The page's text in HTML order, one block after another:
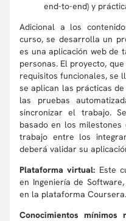
end-to-end) y
Adicional a los
curso, se desarrolla un
es una aplicación web de
personas. El proyecto,
requisitos funcionales, se
se aplican las prácticas
las pruebas
sincronizar el trabajo.
basado en los
trabajo entre los
deberá validar su
Plataforma virtual: Este
en Ingeniería de
en la plataforma Coursera.
Conocimientos mínimos